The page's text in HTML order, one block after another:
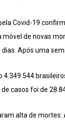
Covid-19
móvel de novas
Após uma
4.349.544
casos foi de
alta de mortes: